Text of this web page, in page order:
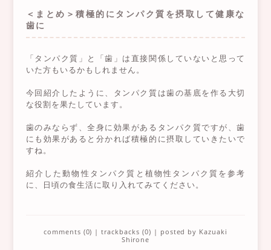
＜まとめ＞積極的にタンパク質を摂取して健康な
歯に
「タンパク質」と「歯」は直接関係していないと思って
いた方もいるかもしれません。
今回紹介したように、タンパク質は歯の基底を作る大切
な役割を果たしています。
歯のみならず、全身に効果があるタンパク質ですが、歯
にも効果があると分かれば積極的に摂取していきたいで
すね。
紹介した動物性タンパク質と植物性タンパク質を参考
に、日頃の食生活に取り入れてみてください。
comments (0) |trackbacks (0) | posted by Kazuaki
Shirone